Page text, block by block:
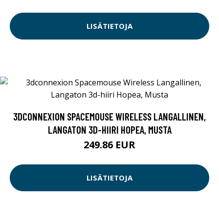
LISÄTIETOJA
3DCONNEXION SPACEMOUSE WIRELESS LANGALLINEN,
LANGATON 3D-HIIRI HOPEA, MUSTA
249.86 EUR
LISÄTIETOJA